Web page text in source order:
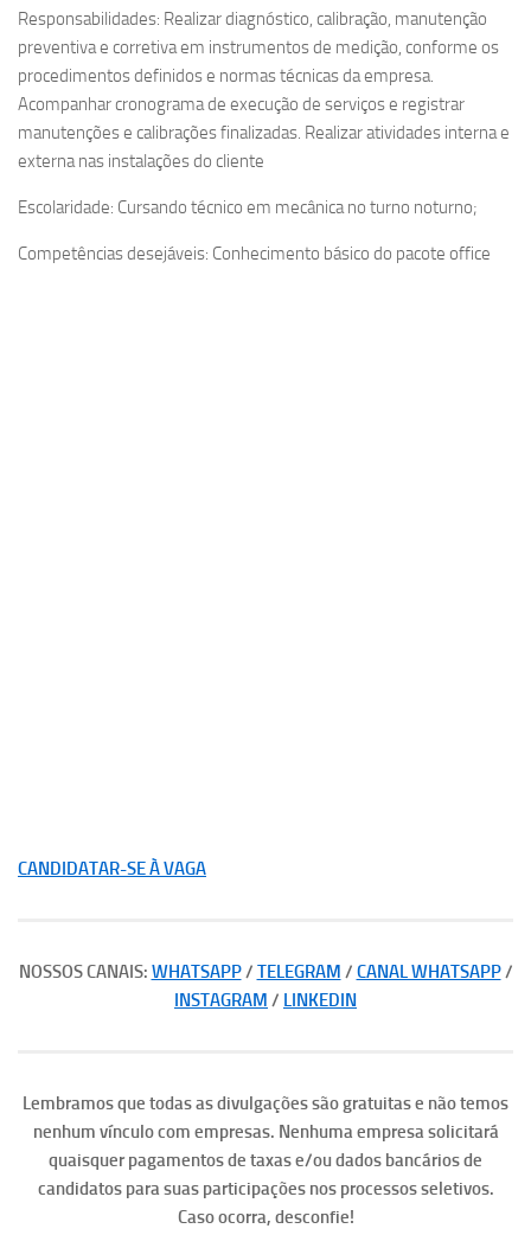
Responsabilidades: Realizar diagnóstico, calibração, manutenção
preventiva e corretiva em instrumentos de medição, conforme os
procedimentos definidos e normas técnicas da empresa.
Acompanhar cronograma de execução de serviços e registrar
manutenções e calibrações finalizadas. Realizar atividades interna e
externa nas instalações do cliente
Escolaridade: Cursando técnico em mecânica no turno noturno;
Competências desejáveis: Conhecimento básico do pacote office
CANDIDATAR-SE À VAGA
NOSSOS CANAIS: WHATSAPP/ TELEGRAM / CANAL WHATSAPP/
INSTAGRAM / LINKEDIN
Lembramos que todas as divulgações são gratuitas e não temos
nenhum vínculo com empresas. Nenhuma empresa solicitará
quaisquer pagamentos de taxas e/ou dados bancários de
candidatos para suas participações nos processos seletivos.
Caso ocorra, desconfie!